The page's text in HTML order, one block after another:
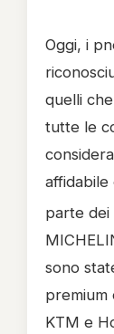
Oggi, i
quelli
tutte le
affidabile
parte dei
sono
premium
KTM e